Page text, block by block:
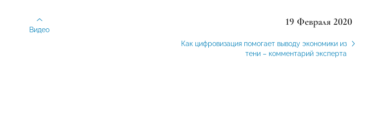
19 Февраля 2020
Как цифровизация помогает выводу экономики из
тени – комментарий эксперта
Видео